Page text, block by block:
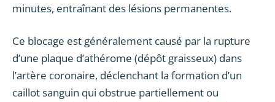
minutes, entraînant des lésions permanentes.
Ce blocage est généralement causé par la rupture
d’une plaque d’athérome (dépôt graisseux) dans
l’artère coronaire, déclenchant la formation d’un
caillot sanguin qui obstrue partiellement ou